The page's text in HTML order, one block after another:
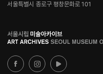
서울특별시 종로구 평창문화로 101
로
고